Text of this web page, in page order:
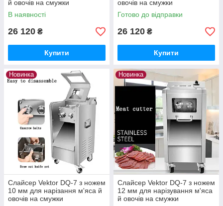
й овочів на смужки
В наявності
26 120 ₴
Купити
овочів на смужки
Готово до відправки
26 120 ₴
Купити
Новинка
Слайсер Vektor DQ-7 з ножем
10 мм для нарізання м'яса й
овочів на смужки
Новинка
Слайсер Vektor DQ-7 з ножем
12 мм для нарізування м'яса
й овочів на смужки